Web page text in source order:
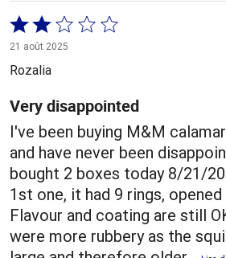
Coté
2 sur
5
21 août 2025
Rozalia
Very disappointed
I've been buying M&M
and have never been
bought 2 boxes today 8/21/
1st one, it had 9 rings,
Flavour and coating are still
were more rubbery as the